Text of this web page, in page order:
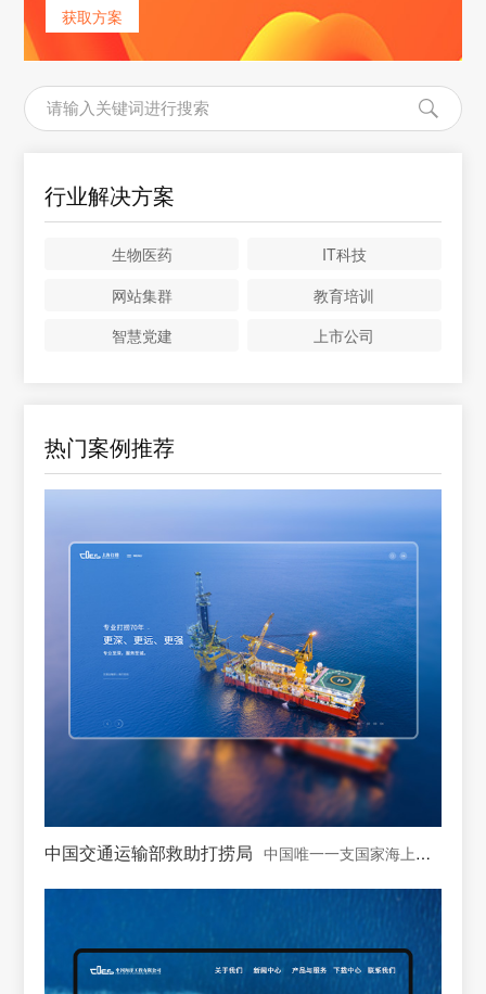
获取方案
行业解决方案
生物医药
IT科技
网站集群
教育培训
智慧党建
上市公司
热门案例推荐
中国交通运输部救助打捞局 中国唯一一支国家海上专业救助打捞力量